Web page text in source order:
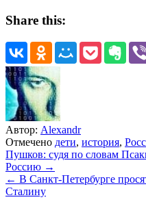
Share this:
Автор: Alexandr
Отмечено дети, история,
Навигация
по
записям
Пушков: судя по словам
Россию →
← В Санкт-Петербурге
Сталину